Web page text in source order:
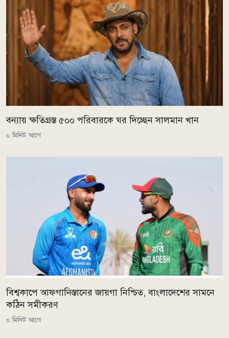
বন্যায় ক্ষতিগ্রস্ত ৫০০ পরিবারকে ঘর দিচ্ছেন সালমান খান
০ মিনিট আগে
বিশ্বকাপে আফগানিস্তানের জায়গা নিশ্চিত, বাংলাদেশের সামনে
কঠিন সমীকরণ
০ মিনিট আগে